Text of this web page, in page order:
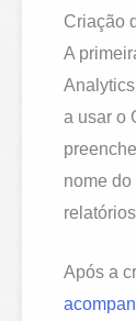
Criação
A
a usar o
nome
Após a